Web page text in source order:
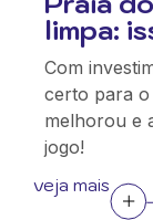
limpa:
Com
certo para o
melhorou e
jogo!
veja mais